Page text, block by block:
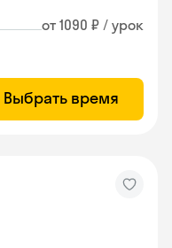
от 1090 ₽ / урок
Выбрать время